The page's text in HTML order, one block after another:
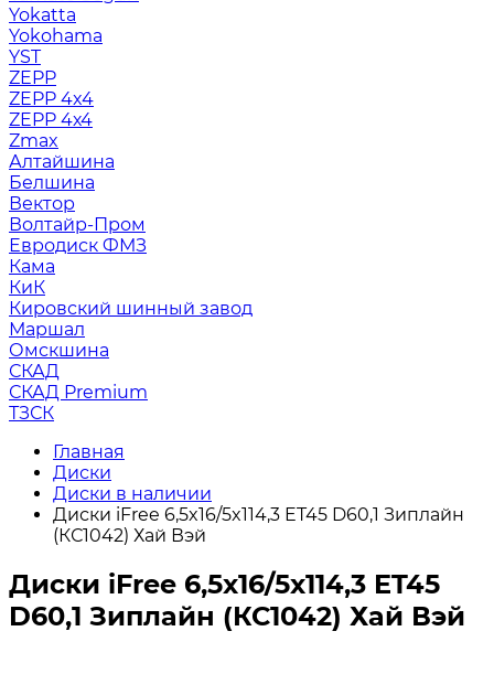
Yokatta
Yokohama
YST
ZEPP
ZEPP 4x4
ZEPP 4х4
Zmax
Алтайшина
Белшина
Вектор
Волтайр-Пром
Евродиск ФМЗ
Кама
КиК
Кировский шинный завод
Маршал
Омскшина
СКАД
СКАД Premium
ТЗСК
Главная
Диски
Диски в наличии
Диски iFree 6,5x16/5x114,3 ET45 D60,1 Зиплайн
(КС1042) Хай Вэй
Диски iFree 6,5x16/5x114,3 ET45
D60,1 Зиплайн (КС1042) Хай Вэй